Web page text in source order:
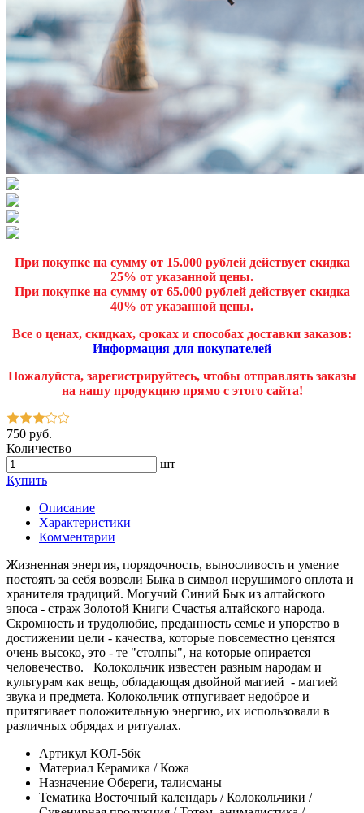
При покупке на сумму от 15.000 рублей действует скидка
25% от указанной цены.
При покупке на сумму от 65.000 рублей действует скидка
40% от указанной цены.
Все о ценах, скидках, сроках и способах доставки заказов:
Информация для покупателей
Пожалуйста, зарегистрируйтесь, чтобы отправлять заказы
на нашу продукцию прямо с этого сайта!
750 руб.
Количество
шт
Купить
Описание
Характеристики
Комментарии
Жизненная энергия, порядочность, выносливость и умение
постоять за себя возвели Быка в символ нерушимого оплота и
хранителя традиций. Могучий Синий Бык из алтайского
эпоса - страж Золотой Книги Счастья алтайского народа.
Скромность и трудолюбие, преданность семье и упорство в
достижении цели - качества, которые повсеместно ценятся
очень высоко, это - те "столпы", на которые опирается
человечество. Колокольчик известен разным народам и
культурам как вещь, обладающая двойной магией - магией
звука и предмета. Колокольчик отпугивает недоброе и
притягивает положительную энергию, их использовали в
различных обрядах и ритуалах.
Артикул КОЛ-5бк
Материал Керамика / Кожа
Назначение Обереги, талисманы
Тематика Восточный календарь / Колокольчики /